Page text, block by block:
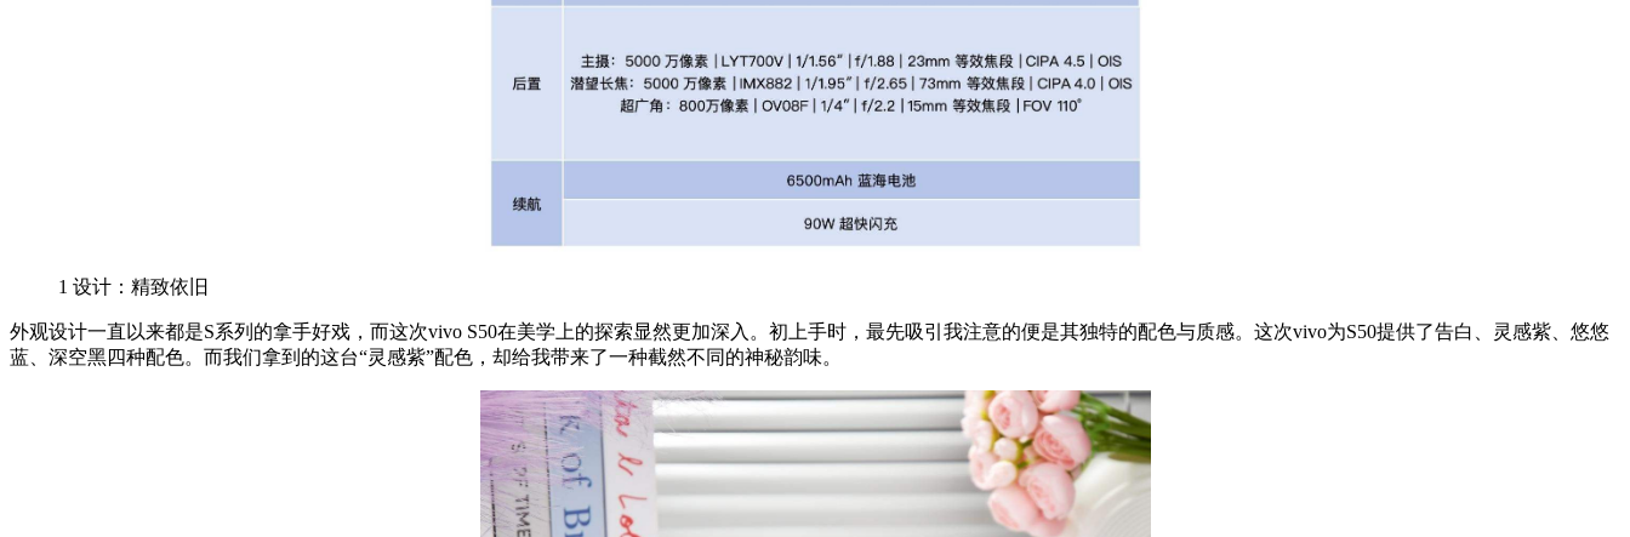
1 设计：精致依旧
外观设计一直以来都是S系列的拿手好戏，而这次vivo S50在美学上的探索显然更加深入。初上手时，最先吸引我注意的便是其独特的配色与质感。这次vivo为S50提供了告白、灵感紫、悠悠
蓝、深空黑四种配色。而我们拿到的这台“灵感紫”配色，却给我带来了一种截然不同的神秘韵味。